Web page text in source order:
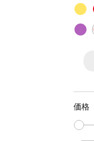
価格